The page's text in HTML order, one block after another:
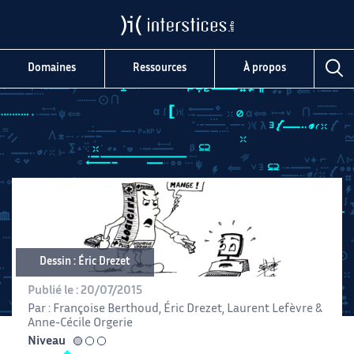
Domaines Ressources À propos
Dessin : Éric Drezet
Publié le : 20/07/2015
Par : Françoise Berthoud , Éric Drezet, Laurent Lefèvre &
Anne-Cécile Orgerie
Niveau
facile